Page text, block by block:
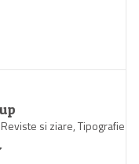
si ziare, Tipografie